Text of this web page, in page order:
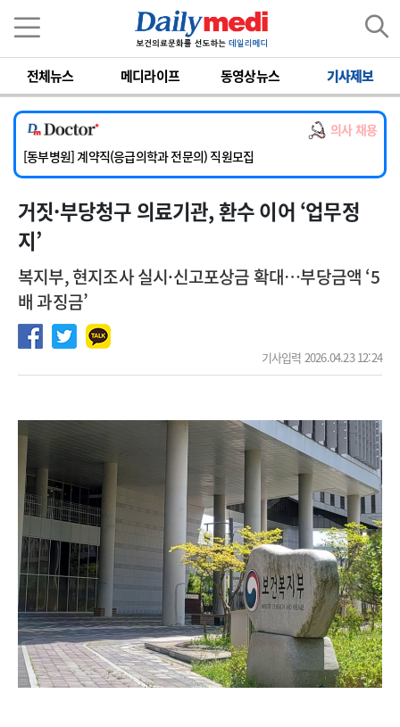
전체뉴스 메디라이프 동영상뉴스 기사제보
의사 채용
[서울아산병원] 2026년 하반기 인턴 모집
[영남대학교의료원] 마취통증의학과 임기제 임상의사 채용
[충남대학교병원] 소아청소년과(소아응급전담) 계약직 의사 공개채용
[동부병원] 계약직(응급의학과 전문의) 직원모집
[이대목동병원] 하반기 전공의(레지던트1년차) 모집
[서울아산병원] 2026년 하반기 인턴 모집
[영남대학교의료원] 마취통증의학과 임기제 임상의사 채용
거짓·부당청구 의료기관, 환수 이어 ‘업무정
지’
복지부, 현지조사 실시·신고포상금 확대…부당금액 ‘5
배 과징금’
기사입력 2026.04.23 12:24